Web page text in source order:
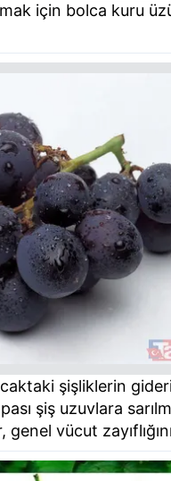
için bolca kuru
şişliklerin
şiş uzuvlara
genel vücut